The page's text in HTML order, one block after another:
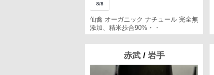
8/8
仙禽 オーガニック ナチュール 完全無
添加、精米歩合90%・・
赤武 / 岩手